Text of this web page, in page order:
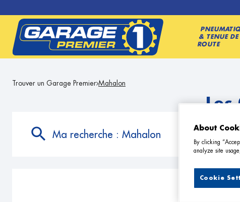
& TENUE DE
ROUTE
Trouver un Garage Premier Mahalon
Les
Ma recherche : Mahalon
About
By clicking
analyze site
Cookie